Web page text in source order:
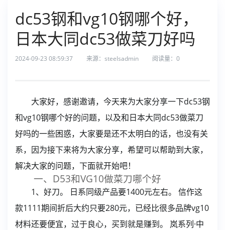
dc53钢和vg10钢哪个好，
日本大同dc53做菜刀好吗
2024-09-23 08:59:37 来源：steelsadmin 阅读量： 0
大家好，感谢邀请，今天来为大家分享一下dc53钢
和vg10钢哪个好的问题，以及和日本大同dc53做菜刀
好吗的一些困惑，大家要是还不太明白的话，也没有关
系，因为接下来将为大家分享，希望可以帮助到大家，
解决大家的问题，下面就开始吧！
一、D53和VG10做菜刀哪个好
1、好刀。 日系同级产品要1400元左右。 信作这
款1111期间折后大约只要280元，已经比很多品牌vg10
材料还要便宜，过于良心，买到就是赚到。 岚系列·中